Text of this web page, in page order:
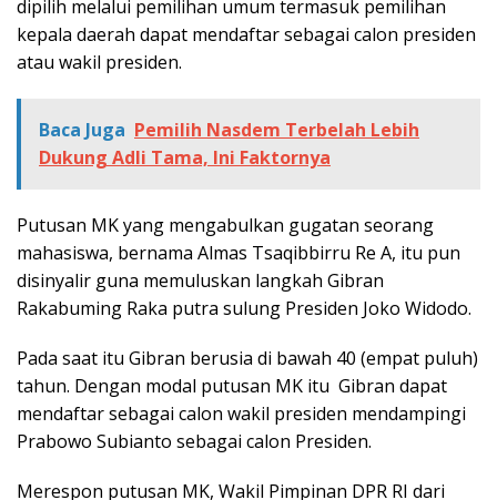
dipilih melalui pemilihan umum termasuk pemilihan
kepala daerah dapat mendaftar sebagai calon presiden
atau wakil presiden.
Baca Juga Pemilih Nasdem Terbelah Lebih
Dukung Adli Tama, Ini Faktornya
Putusan MK yang mengabulkan gugatan seorang
mahasiswa, bernama Almas Tsaqibbirru Re A, itu pun
disinyalir guna memuluskan langkah Gibran
Rakabuming Raka putra sulung Presiden Joko Widodo.
Pada saat itu Gibran berusia di bawah 40 (empat puluh)
tahun. Dengan modal putusan MK itu Gibran dapat
mendaftar sebagai calon wakil presiden mendampingi
Prabowo Subianto sebagai calon Presiden.
Merespon putusan MK, Wakil Pimpinan DPR RI dari